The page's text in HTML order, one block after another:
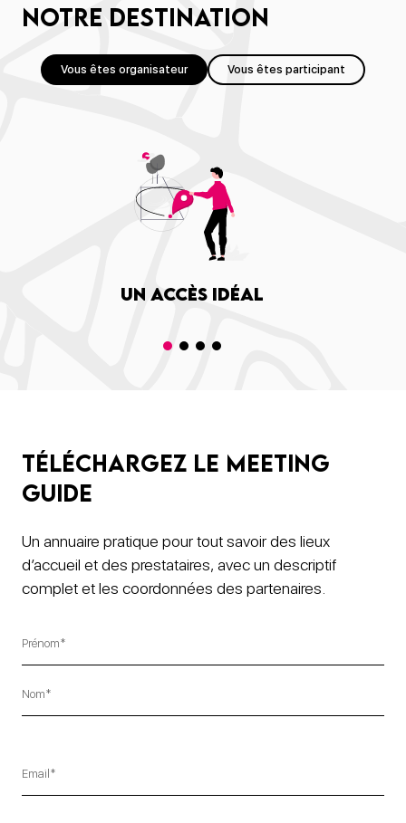
Notre destination
Vous êtes organisateur Vous êtes participant
Un accès idéal
Téléchargez le meeting
guide
Un annuaire pratique pour tout savoir des lieux
d’accueil et des prestataires, avec un descriptif
complet et les coordonnées des partenaires.